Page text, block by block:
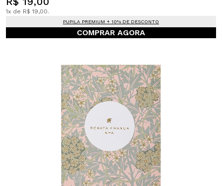
1x de R$ 19,00.
PUPILA PREMIUM + 10% DE DESCONTO
COMPRAR AGORA